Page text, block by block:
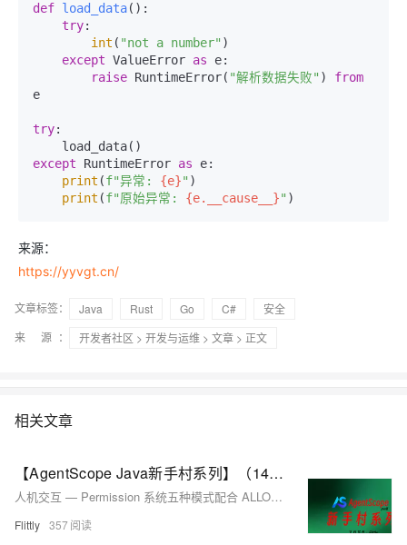
def load_data():
try:
int ( "not a number" )
except ValueError as e:
raise RuntimeError( "解析数据失败" ) from
e
try:
except RuntimeError as e:
print (f"异常: {e}" )
print (f"原始异常: {e.__cause__}"
来源：
https://yyvgt.cn/
文章标签： Java Rust Go C#
安全
来 源：
开发者社区 > 开发与运维 > 文章 > 正文
相关文章
【AgentScope Java新手村系列】（14）人机交互
人机交互 — Permission 系统五种模式配合 ALLOW/DENY/ASK 规则，运行时 HITL 自动拦截与决策收集。
Flittly 357